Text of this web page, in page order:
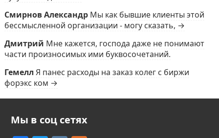
Смирнов Александр Мы как бывшие клиенты этой
бессмысленной организации - могу сказать, →
Дмитрий Мне кажется, господа даже не понимают
части произносимых ими буквосочетаний.
Гемелл Я панес расходы на заказ колег с биржи
форэкс ком →
Мы в соц сетях